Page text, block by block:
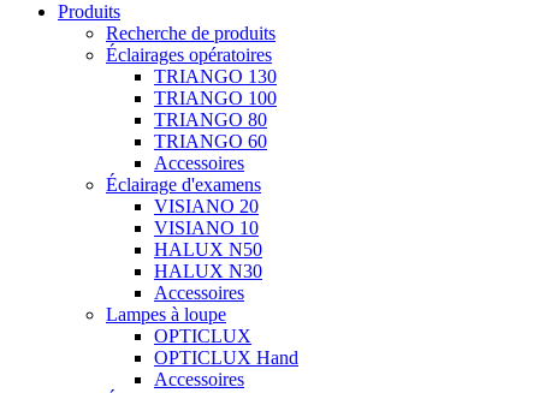
Produits
Recherche de produits
Éclairages opératoires
TRIANGO 130
TRIANGO 100
TRIANGO 80
TRIANGO 60
Accessoires
Éclairage d'examens
VISIANO 20
VISIANO 10
HALUX N50
HALUX N30
Accessoires
Lampes à loupe
OPTICLUX
OPTICLUX Hand
Accessoires